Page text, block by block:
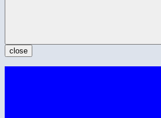
close